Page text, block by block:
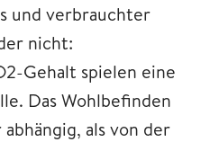
und verbrauchter
nicht:
Gehalt spielen eine
Das Wohlbefinden
als von der